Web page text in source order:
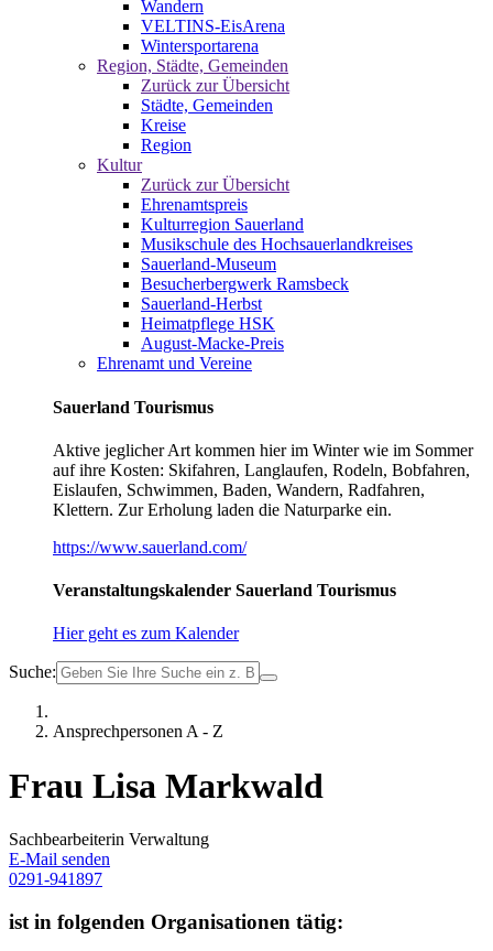
Wandern
VELTINS-EisArena
Wintersportarena
Region, Städte, Gemeinden
Zurück zur Übersicht
Städte, Gemeinden
Kreise
Region
Kultur
Zurück zur Übersicht
Ehrenamtspreis
Kulturregion Sauerland
Musikschule des Hochsauerlandkreises
Sauerland-Museum
Besucherbergwerk Ramsbeck
Sauerland-Herbst
Heimatpflege HSK
August-Macke-Preis
Ehrenamt und Vereine
Sauerland Tourismus
Aktive jeglicher Art kommen hier im Winter wie im Sommer
auf ihre Kosten: Skifahren, Langlaufen, Rodeln, Bobfahren,
Eislaufen, Schwimmen, Baden, Wandern, Radfahren,
Klettern. Zur Erholung laden die Naturparke ein.
https://www.sauerland.com/
Veranstaltungskalender Sauerland Tourismus
Hier geht es zum Kalender
Suche:
Ansprechpersonen A - Z
Frau Lisa Markwald
Sachbearbeiterin Verwaltung
E-Mail senden
0291-941897
ist in folgenden Organisationen tätig: